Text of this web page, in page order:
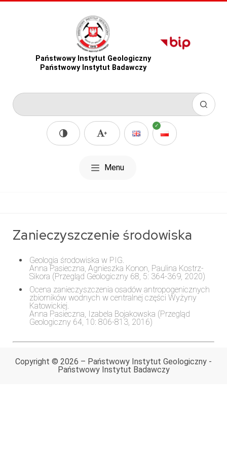
Państwowy Instytut Geologiczny
Państwowy Instytut Badawczy
Menu
Zanieczyszczenie środowiska
Geologia środowiska w PIG.
Anna Pasieczna, Agnieszka Konon, Paulina Kostrz-
Sikora (Przegląd Geologiczny 68, 5: 364-369, 2020)
Ocena zanieczyszczenia osadów antropogenicznych
zbiorników wodnych w centralnej części Wyżyny
Katowickiej.
Anna Pasieczna, Izabela Bojakowska (Przegląd
Geologiczny 64, 10: 806-813, 2016)
Copyright © 2026 – Państwowy Instytut Geologiczny -
Państwowy Instytut Badawczy